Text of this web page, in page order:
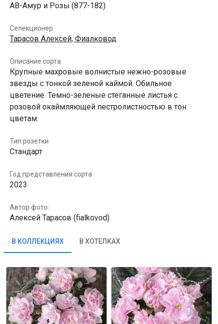
АВ-Амур и Розы (877-182)
Селекционер
Тарасов Алексей, Фиалковод
Описание сорта
Крупные махровые волнистые нежно-розовые
звезды с тонкой зеленой каймой. Обильное
цветение. Темно-зеленые стеганные листья с
розовой окаймляющей пестролистностью в тон
цветам.
Тип розетки
Стандарт
Год представления сорта
2023
Автор фото:
Алексей Тарасов (fialkovod)
В КОЛЛЕКЦИЯХ В ХОТЕЛКАХ